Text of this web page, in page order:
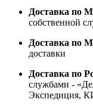
Доставка по
собственной
Доставка по
доставки
Доставка по
службами -
Экспедиция,